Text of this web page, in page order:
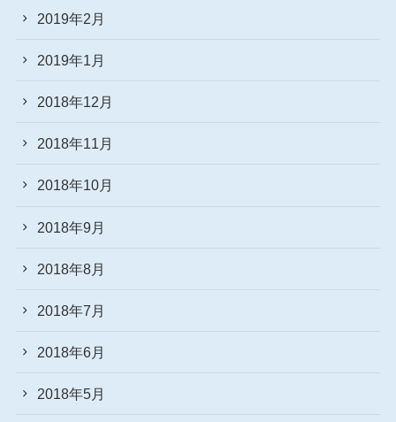
2019年2月
2019年1月
2018年12月
2018年11月
2018年10月
2018年9月
2018年8月
2018年7月
2018年6月
2018年5月